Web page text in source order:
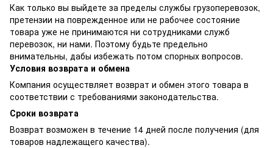
Как только вы выйдете за пределы службы грузоперевозок,
претензии на поврежденное или не рабочее состояние
товара уже не принимаются ни сотрудниками служб
перевозок, ни нами. Поэтому будьте предельно
внимательны, дабы избежать потом спорных вопросов.
Условия возврата и обмена
Компания осуществляет возврат и обмен этого товара в
соответствии с требованиями законодательства.
Сроки возврата
Возврат возможен в течение 14 дней после получения (для
товаров надлежащего качества).